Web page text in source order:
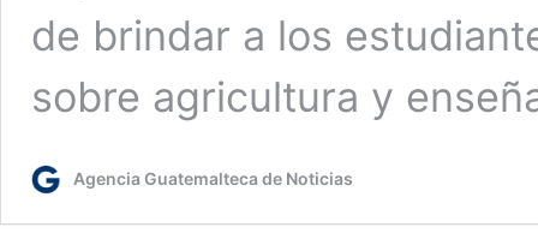
de brindar a los
sobre agricultura y
Agencia Guatemalteca de Noticias